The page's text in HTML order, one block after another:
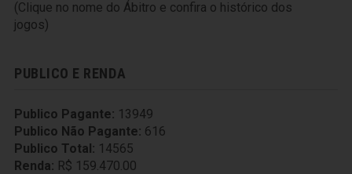
(Clique no nome do Ábitro e confira o histórico dos
jogos)
PUBLICO E RENDA
Publico Pagante: 13949
Publico Não Pagante: 616
Publico Total: 14565
Renda: R$ 159.470.00